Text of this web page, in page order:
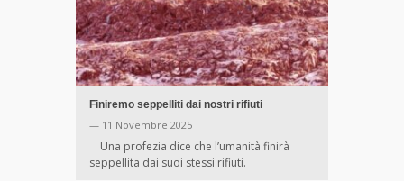
Finiremo seppelliti dai nostri rifiuti
— 11 Novembre 2025
Una profezia dice che l’umanità finirà
seppellita dai suoi stessi rifiuti.